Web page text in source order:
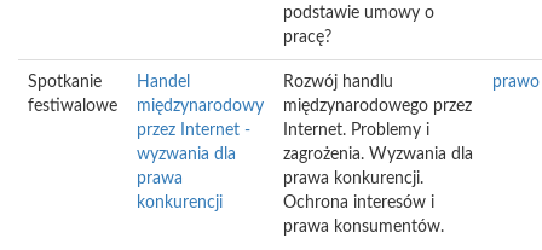
podstawie umowy o
pracę?
Spotkanie
festiwalowe
Handel
międzynarodowy
przez Internet -
wyzwania dla
prawa
konkurencji
Rozwój handlu
międzynarodowego przez
Internet. Problemy i
zagrożenia. Wyzwania dla
prawa konkurencji.
Ochrona interesów i
prawa konsumentów.
prawo